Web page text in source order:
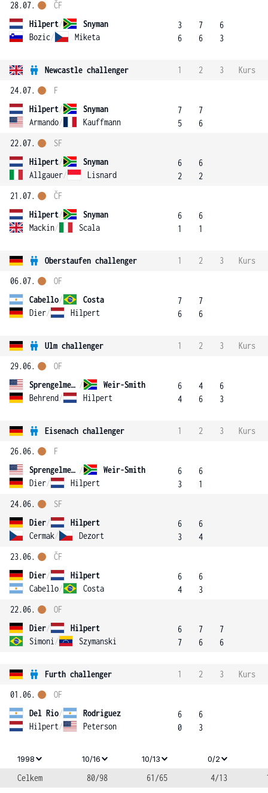
28.07.
Hilpert/
Snyman
Bozic/ Miketa
ČF
3
6
7
6
6
3
Newcastle challenger 1 2 3
Kurs
24.07.
Hilpert/
Snyman
Armando/ Kauffmann
F
7
5
7
6
22.07.
Hilpert/
Snyman
Allgauer/ Lisnard
SF
6
2
6
2
21.07.
Hilpert/
Snyman
Mackin/ Scala
ČF
6
1
6
1
Oberstaufen challenger 1 2 3
Kurs
06.07.
Cabello/
Costa
Dier/ Hilpert
OF
7
6
7
6
Ulm challenger 1 2 3
Kurs
29.06.
Sprengelmeyer /
Weir-Smith
Behrend/ Hilpert
OF
6
4
4
6
6
3
Eisenach challenger 1 2 3
Kurs
26.06.
Sprengelmeyer /
Weir-Smith
Dier/ Hilpert
F
6
3
6
1
24.06.
Dier/
Hilpert
Cermak/ Dezort
SF
6
3
6
4
23.06.
Dier/
Hilpert
Cabello/ Costa
ČF
6
4
6
3
22.06.
Dier/
Hilpert
Simoni / Szymanski
OF
6
7
7
6
7
6
Furth challenger 1 2 3
Kurs
01.06.
Del Rio/
Rodriguez
Hilpert/ Peterson
OF
6
0
6
3
1998 10/16 10/13 0/2
Celkem 80/98 61/65 4/13